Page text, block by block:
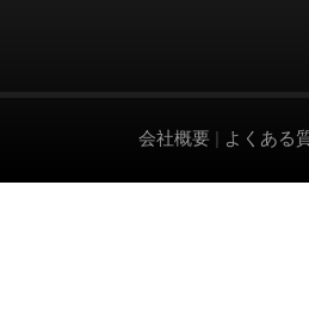
会社概要 | よくある